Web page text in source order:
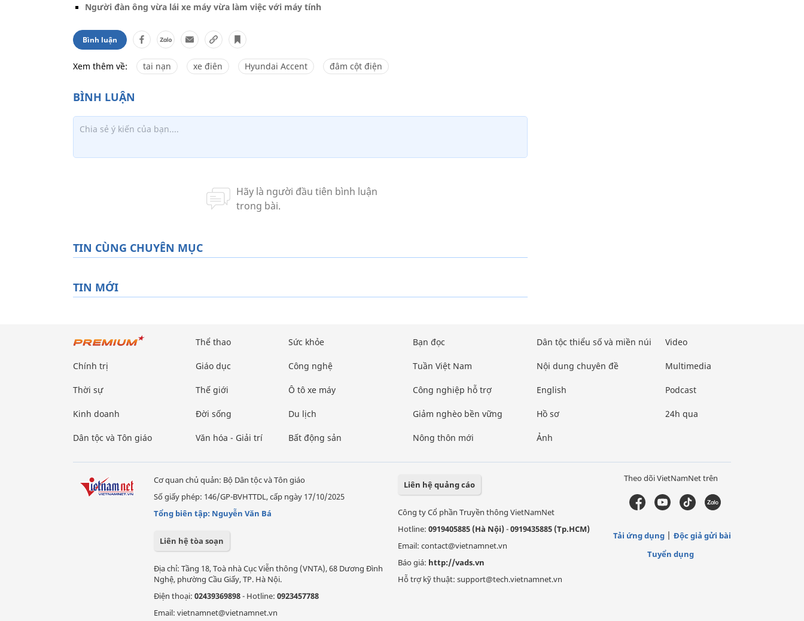
Người đàn ông vừa lái xe máy vừa làm việc với máy tính
Bình luận
Xem thêm về: tai nạn xe điên Hyundai Accent đâm cột điện
TIN CÙNG CHUYÊN MỤC
TIN MỚI
Chính trị
Thời sự
Kinh doanh
Dân tộc và Tôn giáo
Thể thao
Giáo dục
Thế giới
Đời sống
Văn hóa - Giải trí
Sức khỏe
Công nghệ
Ô tô xe máy
Du lịch
Bất động sản
Bạn đọc
Tuần Việt Nam
Công nghiệp hỗ trợ
Giảm nghèo bền vững
Nông thôn mới
Dân tộc thiểu số và miền núi
Nội dung chuyên đề
English
Hồ sơ
Ảnh
Video
Multimedia
Podcast
24h qua
Cơ quan chủ quản: Bộ Dân tộc và Tôn giáo
Số giấy phép: 146/GP-BVHTTDL, cấp ngày 17/10/2025
Tổng biên tập: Nguyễn Văn Bá
Liên hệ tòa soạn
Địa chỉ: Tầng 18, Toà nhà Cục Viễn thông (VNTA), 68 Dương Đình
Nghệ, phường Cầu Giấy, TP. Hà Nội.
Điện thoại: 02439369898- Hotline: 0923457788
Email: vietnamnet@vietnamnet.vn
Liên hệ quảng cáo
Công ty Cổ phần Truyền thông VietNamNet
Hotline: 0919405885 (Hà Nội)-0919435885 (Tp.HCM)
Email: contact@vietnamnet.vn
Báo giá: http://vads.vn
Hỗ trợ kỹ thuật: support@tech.vietnamnet.vn
Theo dõi VietNamNet trên
Tải ứng dụng
Độc giả gửi bài
Tuyển dụng